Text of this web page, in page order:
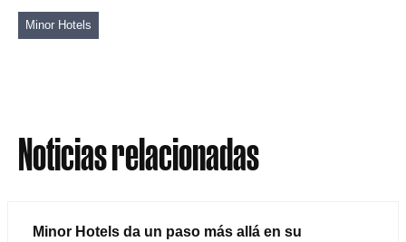
Minor Hotels
Noticias relacionadas
Minor Hotels da un paso más allá en su